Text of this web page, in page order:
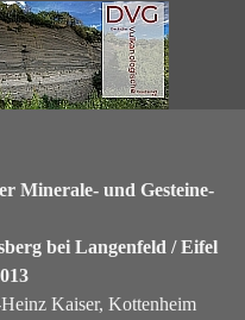
Minerale- und Gesteine-
bei Langenfeld / Eifel
Kaiser, Kottenheim